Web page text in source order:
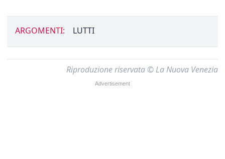
ARGOMENTI: LUTTI
Riproduzione riservata © La Nuova Venezia